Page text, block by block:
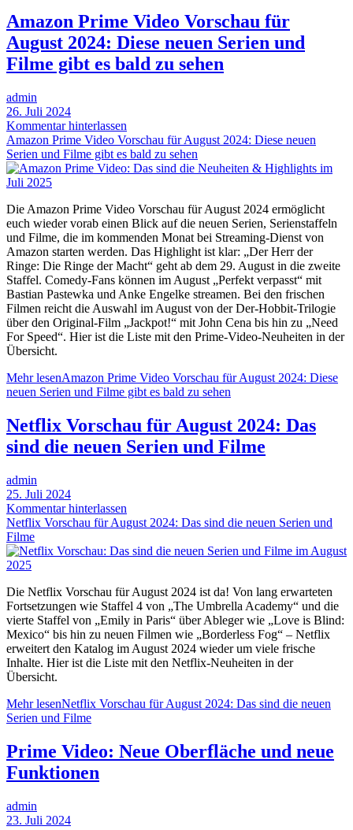
Amazon Prime Video Vorschau für
August 2024: Diese neuen Serien und
Filme gibt es bald zu sehen
admin
26. Juli 2024
Kommentar hinterlassen
Amazon Prime Video Vorschau für August 2024: Diese neuen
Serien und Filme gibt es bald zu sehen
Die Amazon Prime Video Vorschau für August 2024 ermöglicht
euch wieder vorab einen Blick auf die neuen Serien, Serienstaffeln
und Filme, die im kommenden Monat bei Streaming-Dienst von
Amazon starten werden. Das Highlight ist klar: „Der Herr der
Ringe: Die Ringe der Macht“ geht ab dem 29. August in die zweite
Staffel. Comedy-Fans können im August „Perfekt verpasst“ mit
Bastian Pastewka und Anke Engelke streamen. Bei den frischen
Filmen reicht die Auswahl im August von der Der-Hobbit-Trilogie
über den Original-Film „Jackpot!“ mit John Cena bis hin zu „Need
For Speed“. Hier ist die Liste mit den Prime-Video-Neuheiten in der
Übersicht.
Mehr lesenAmazon Prime Video Vorschau für August 2024: Diese
neuen Serien und Filme gibt es bald zu sehen
Netflix Vorschau für August 2024: Das
sind die neuen Serien und Filme
admin
25. Juli 2024
Kommentar hinterlassen
Netflix Vorschau für August 2024: Das sind die neuen Serien und
Filme
Die Netflix Vorschau für August 2024 ist da! Von lang erwarteten
Fortsetzungen wie Staffel 4 von „The Umbrella Academy“ und die
vierte Staffel von „Emily in Paris“ über Ableger wie „Love is Blind:
Mexico“ bis hin zu neuen Filmen wie „Borderless Fog“ – Netflix
erweitert den Katalog im August 2024 wieder um viele frische
Inhalte. Hier ist die Liste mit den Netflix-Neuheiten in der
Übersicht.
Mehr lesenNetflix Vorschau für August 2024: Das sind die neuen
Serien und Filme
Prime Video: Neue Oberfläche und neue
Funktionen
admin
23. Juli 2024